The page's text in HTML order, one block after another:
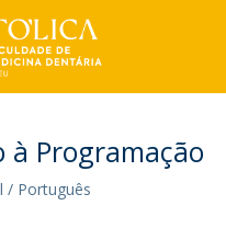
à Programação
/ Português